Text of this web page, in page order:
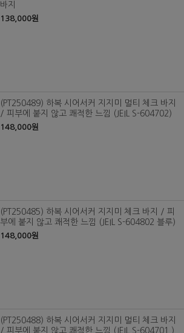
바지
138,000원
(PT250489) 하복 시어서커 지지미 멀티 체크 바지
/ 피부에 붙지 않고 쾌적한 느낌 (JEIL S-604702)
148,000원
(PT250485) 하복 시어서커 지지미 체크 바지 / 피
부에 붙지 않고 쾌적한 느낌 (JEIL S-604802 블루)
148,000원
(PT250488) 하복 시어서커 지지미 멀티 체크 바지
/ 피부에 붙지 않고 쾌적한 느낌 (JEIL S-604701 )